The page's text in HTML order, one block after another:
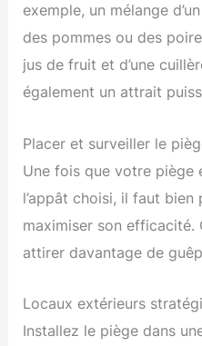
exemple, un mélange
des pommes ou des
jus de fruit et d’une
également un attrait
Placer et surveiller le
Une fois que votre piège
l’appât choisi, il faut
maximiser son efficacité.
attirer davantage de
Locaux extérieurs
Installez le piège dans